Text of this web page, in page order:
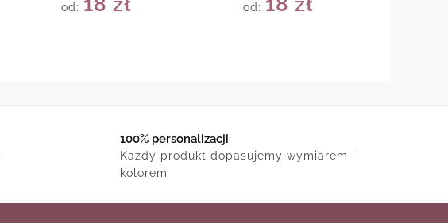
od: od:
100% personalizacji
Każdy produkt dopasujemy wymiarem i
kolorem